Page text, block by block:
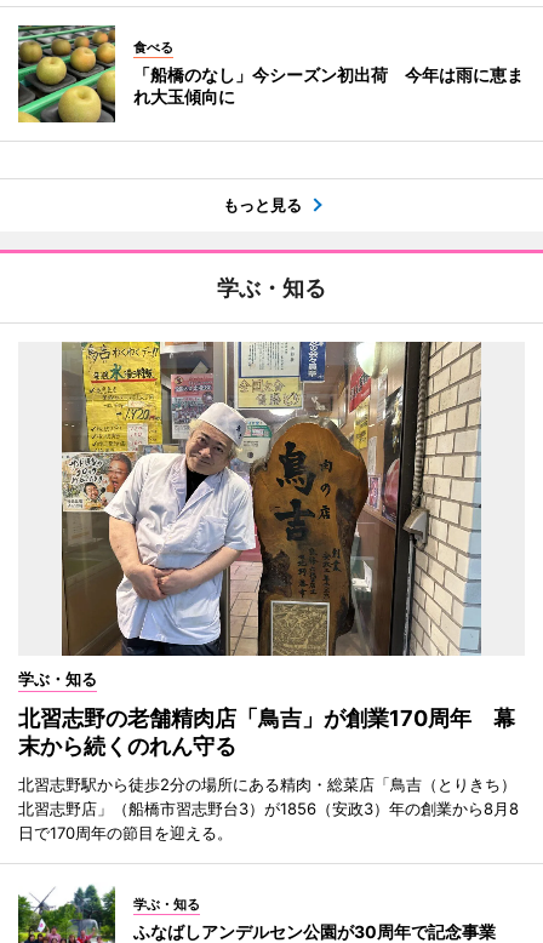
食べる
「船橋のなし」今シーズン初出荷 今年は雨に恵ま
れ大玉傾向に
もっと見る
学ぶ・知る
学ぶ・知る
北習志野の老舗精肉店「鳥吉」が創業170周年 幕
末から続くのれん守る
北習志野駅から徒歩2分の場所にある精肉・総菜店「鳥吉（とりきち）
北習志野店」（船橋市習志野台3）が1856（安政3）年の創業から8月8
日で170周年の節目を迎える。
学ぶ・知る
ふなばしアンデルセン公園が30周年で記念事業